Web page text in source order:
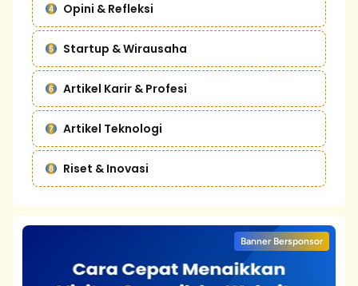
Opini & Refleksi
Startup & Wirausaha
Artikel Karir & Profesi
Artikel Teknologi
Riset & Inovasi
Banner Bersponsor